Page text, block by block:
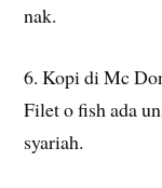
nak.
6. Kopi di Mc
Filet o fish ada
syariah.